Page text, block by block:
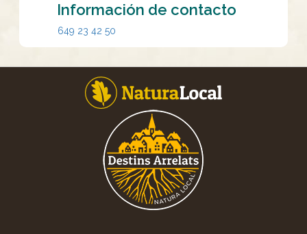
Información de contacto
649 23 42 50